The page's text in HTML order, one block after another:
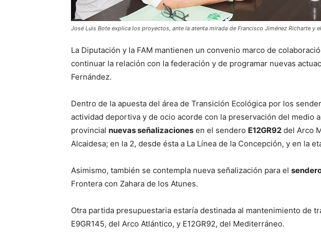
José Luis Bote explica los proyectos, ante la atenta mirada de Francisco Jiménez Richarte y
La Diputación y la FAM mantienen un convenio marco de
continuar la relación con la federación y de programar nuevas
Fernández.
Dentro de la apuesta del área de Transición Ecológica por los
actividad deportiva y de ocio acorde con la preservación del medio
provincial nuevas señalizaciones en el sendero E12GR92 del Arco
Alcaidesa; en la 2, desde ésta a La Línea de la Concepción, y en la
Asimismo, también se contempla nueva señalización para el
Frontera con Zahara de los Atunes.
Otra partida presupuestaria estaría destinada al mantenimiento de
E9GR145, del Arco Atlántico, y E12GR92, del Mediterráneo.